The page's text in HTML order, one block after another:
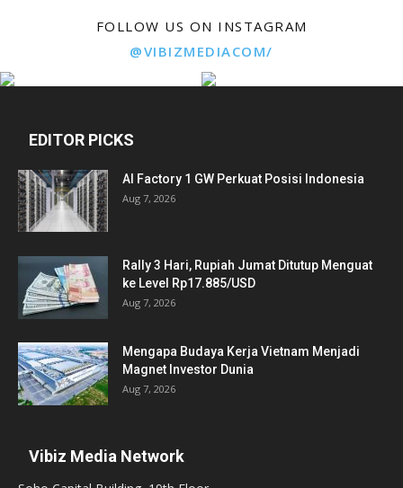
FOLLOW US ON INSTAGRAM
@VIBIZMEDIACOM/
EDITOR PICKS
AI Factory 1 GW Perkuat Posisi Indonesia
Aug 7, 2026
Rally 3 Hari, Rupiah Jumat Ditutup Menguat
ke Level Rp17.885/USD
Aug 7, 2026
Mengapa Budaya Kerja Vietnam Menjadi
Magnet Investor Dunia
Aug 7, 2026
Vibiz Media Network